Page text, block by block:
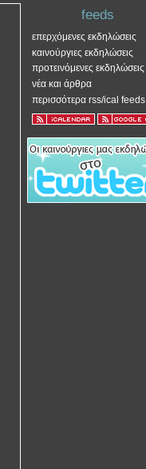
feeds
επερχόμενες εκδηλώσεις
καινούργιες εκδηλώσεις
προτεινόμενες εκδηλώσεις
νέα και άρθρα
περισσότερα rss/ical feeds